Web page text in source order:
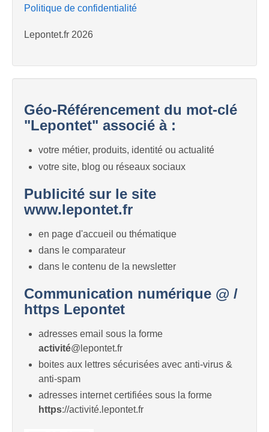
Politique de confidentialité
Lepontet.fr 2026
Géo-Référencement du mot-clé
"Lepontet" associé à :
votre métier, produits, identité ou actualité
votre site, blog ou réseaux sociaux
Publicité sur le site
www.lepontet.fr
en page d'accueil ou thématique
dans le comparateur
dans le contenu de la newsletter
Communication numérique @ /
https Lepontet
adresses email sous la forme
activité@lepontet.fr
boites aux lettres sécurisées avec anti-virus &
anti-spam
adresses internet certifiées sous la forme
https://activité.lepontet.fr